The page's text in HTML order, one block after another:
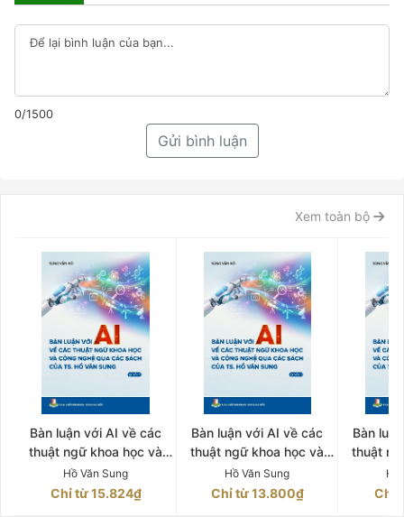
0/1500
Gửi bình luận
Xem toàn bộ
Bàn luận với AI về các
thuật ngữ khoa học và
công nghệ qua các sách
của TS. Hồ Văn Sung
Hồ Văn Sung
Chỉ từ 15.824₫
Bàn luận với AI về các
thuật ngữ khoa học và
công nghệ qua các sách
của TS. Hồ Văn Sung
Hồ Văn Sung
Chỉ từ 13.800₫
Bàn
thuật
công
của
Hồ
Chỉ